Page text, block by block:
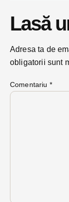
Lasă
Adresa ta de
obligatorii sunt
Comentariu *